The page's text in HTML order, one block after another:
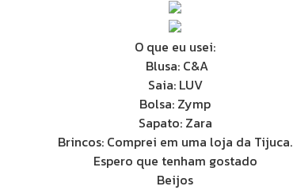
O que eu usei:
Blusa: C&A
Saia: LUV
Bolsa: Zymp
Sapato: Zara
Brincos: Comprei em uma loja da Tijuca.
Espero que tenham gostado
Beijos